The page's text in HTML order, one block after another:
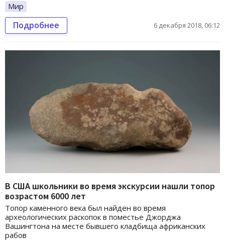
Мир
Подробнее 6 декабря 2018, 06:12
В США школьники во время экскурсии нашли топор
возрастом 6000 лет
Топор каменного века был найден во время
археологических раскопок в поместье Джорджа
Вашингтона на месте бывшего кладбища африканских
рабов